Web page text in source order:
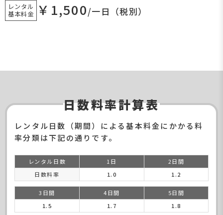
レンタル
基本料金
￥1,500/一日（税別）
日数料率計算表
レンタル日数（期間）による基本料金にかかる料
率分類は下記の通りです。
レンタル日数 1日
2日間
日数料率
1.0 1.2
3日間 4日間
5日間
1.5
1.7 1.8